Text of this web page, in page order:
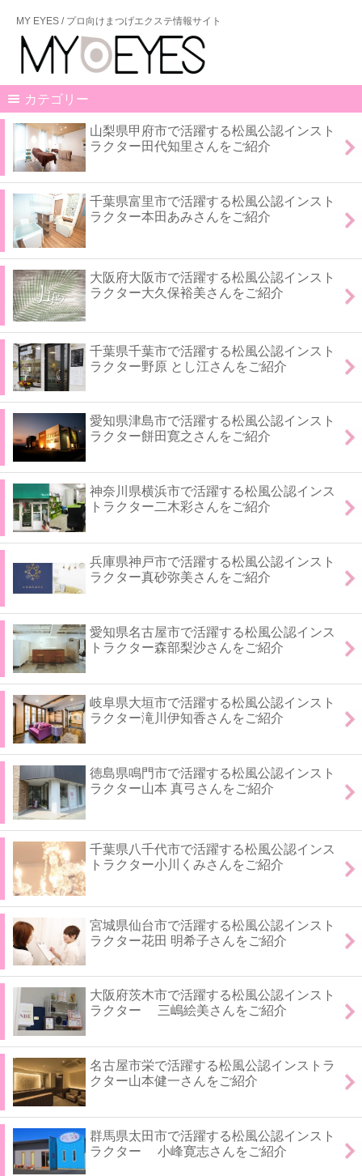
MY EYES / プロ向けまつげエクステ情報サイト
カテゴリー
山梨県甲府市で活躍する松風公認インスト
ラクター田代知里さんをご紹介
千葉県富里市で活躍する松風公認インスト
ラクター本田あみさんをご紹介
大阪府大阪市で活躍する松風公認インスト
ラクター大久保裕美さんをご紹介
千葉県千葉市で活躍する松風公認インスト
ラクター野原 とし江さんをご紹介
愛知県津島市で活躍する松風公認インスト
ラクター餅田寛之さんをご紹介
神奈川県横浜市で活躍する松風公認インス
トラクター二木彩さんをご紹介
兵庫県神戸市で活躍する松風公認インスト
ラクター真砂弥美さんをご紹介
愛知県名古屋市で活躍する松風公認インス
トラクター森部梨沙さんをご紹介
岐阜県大垣市で活躍する松風公認インスト
ラクター滝川伊知香さんをご紹介
徳島県鳴門市で活躍する松風公認インスト
ラクター山本 真弓さんをご紹介
千葉県八千代市で活躍する松風公認インス
トラクター小川くみさんをご紹介
宮城県仙台市で活躍する松風公認インスト
ラクター花田 明希子さんをご紹介
大阪府茨木市で活躍する松風公認インスト
ラクター 三嶋絵美さんをご紹介
名古屋市栄で活躍する松風公認インストラ
クター山本健一さんをご紹介
群馬県太田市で活躍する松風公認インスト
ラクター 小峰寛志さんをご紹介